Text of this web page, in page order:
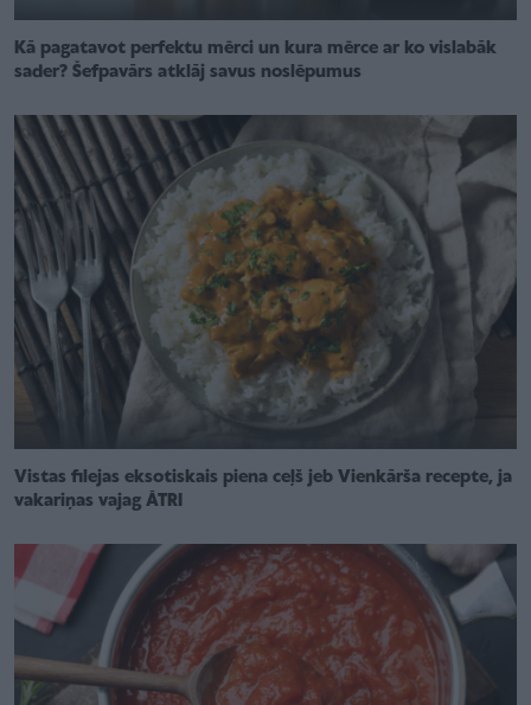
Kā pagatavot perfektu mērci un kura mērce ar ko vislabāk
sader? Šefpavārs atklāj savus noslēpumus
Vistas filejas eksotiskais piena ceļš jeb Vienkārša recepte, ja
vakariņas vajag ĀTRI